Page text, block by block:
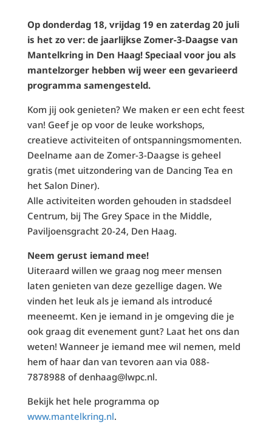
Op donderdag 18, vrijdag 19 en zaterdag 20 juli
is het zo ver: de jaarlijkse Zomer-3-Daagse van
Mantelkring in Den Haag! Speciaal voor jou als
mantelzorger hebben wij weer een gevarieerd
programma samengesteld.
Kom jij ook genieten? We maken er een echt feest
van! Geef je op voor de leuke workshops,
creatieve activiteiten of ontspanningsmomenten.
Deelname aan de Zomer-3-Daagse is geheel
gratis (met uitzondering van de Dancing Tea en
het Salon Diner).
Alle activiteiten worden gehouden in stadsdeel
Centrum, bij The Grey Space in the Middle,
Paviljoensgracht 20-24, Den Haag.
Neem gerust iemand mee!
Uiteraard willen we graag nog meer mensen
laten genieten van deze gezellige dagen. We
vinden het leuk als je iemand als introducé
meeneemt. Ken je iemand in je omgeving die je
ook graag dit evenement gunt? Laat het ons dan
weten! Wanneer je iemand mee wil nemen, meld
hem of haar dan van tevoren aan via 088-
7878988 of denhaag@lwpc.nl.
Bekijk het hele programma op
www.mantelkring.nl.